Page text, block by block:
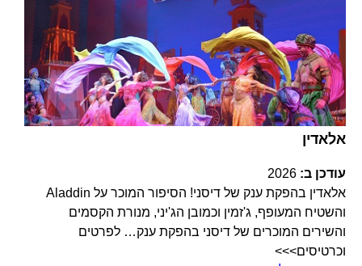
אלאדין
עודכן ב: 2026
אלאדין בהפקת ענק של דיסני! הסיפור המוכר על Aladdin
והשטיח המעופף, ג'זמין וכמובן הג'יני, מנורת הקסמים
והשירים המוכרים של דיסני בהפקת ענק… לפרטים
וכרטיסים>>>